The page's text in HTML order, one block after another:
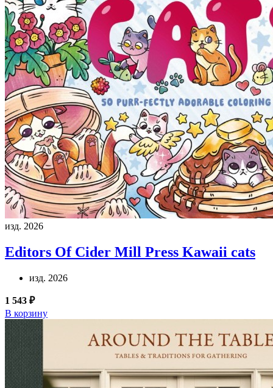
изд. 2026
Editors Of Cider Mill Press Kawaii cats
изд. 2026
1 543 ₽
В корзину